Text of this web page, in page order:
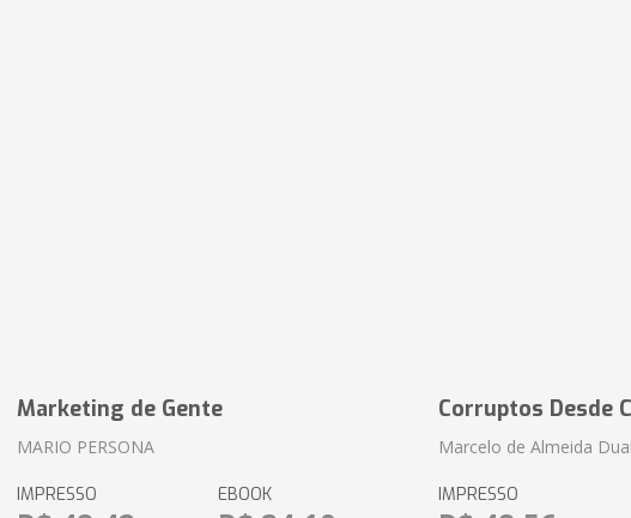
Marketing de Gente
MARIO PERSONA
IMPRESSO EBOOK
Corruptos Desde
Marcelo de Almeida
IMPRESSO